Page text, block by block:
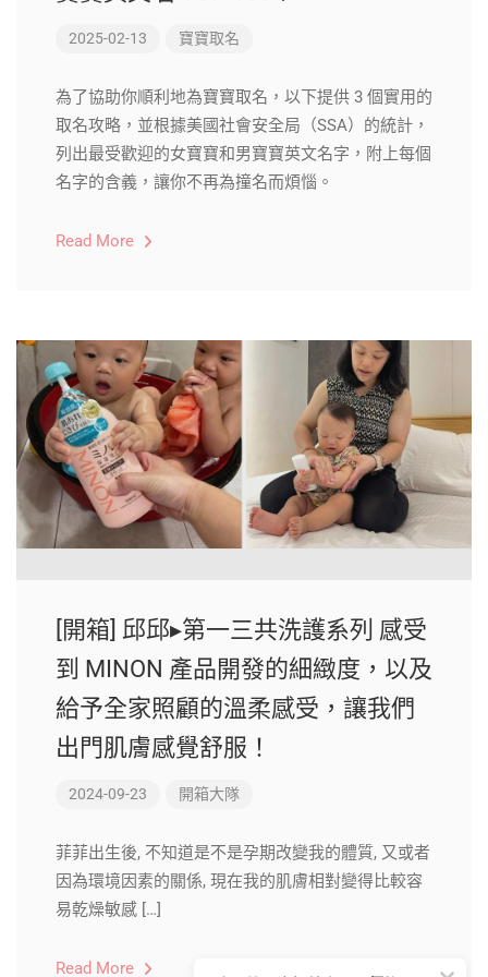
2025-02-13 寶寶取名
為了協助你順利地為寶寶取名，以下提供 3 個實用的
取名攻略，並根據美國社會安全局（SSA）的統計，
列出最受歡迎的女寶寶和男寶寶英文名字，附上每個
名字的含義，讓你不再為撞名而煩惱。
Read More
[開箱] 邱邱▸第一三共洗護系列 感受
到 MINON 產品開發的細緻度，以及
給予全家照顧的溫柔感受，讓我們
出門肌膚感覺舒服！
2024-09-23 開箱大隊
菲菲出生後, 不知道是不是孕期改變我的體質, 又或者
因為環境因素的關係, 現在我的肌膚相對變得比較容
易乾燥敏感 […]
Read More